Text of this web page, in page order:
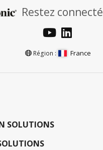
Restez connecté
Région : France
SOLUTIONS